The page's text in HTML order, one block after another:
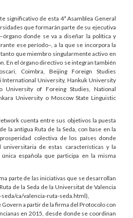
significativo de esta 4ª Asamblea General
que formarán parte de su ejecutiva
donde se va a diseñar la política y
ese período–, a la que se incorpora la
que miembro singularmente activo en
En el órgano directivo se integran también
Coimbra, Beijing Foreign Studies
University, Hankuk University
University of Foreing Studies, National
University o Moscow State Linguistic
cuenta entre sus objetivos la puesta
la antigua Ruta de la Seda, con base en la
colectiva de los países donde
universitaria de estas características y la
española que participa en la misma
parte de las iniciativas que se desarrollan
de la Seda de la Universitat de Valencia
ca/valencia-ruta-seda.html),
a partir de la firma del Protocolo con
en 2015, desde donde se coordinan